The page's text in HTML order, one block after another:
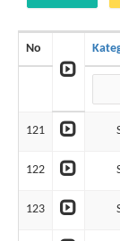
No
121
122
123